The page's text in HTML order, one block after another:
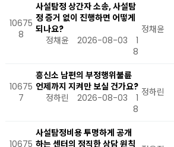
10675
8
사설탐정 상간자 소송, 사설탐
정 증거 없이 진행하면 어떻게
되나요?
정채윤
2026-08-03
1
8
정채윤
10675
7
흥신소 남편의 부정행위불륜
언제까지 지켜만 보실 건가요?
정하린
2026-08-03
1
8
정하린
10675
사설탐정비용 투명하게 공개
하는 센터의 정직한 상담 원칙